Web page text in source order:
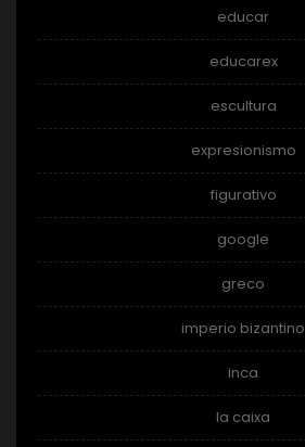
educar
educarex
escultura
expresionismo
figurativo
google
greco
imperio bizantino
inca
la caixa